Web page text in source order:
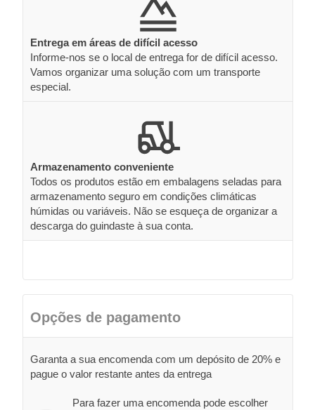
Entrega em áreas de difícil acesso
Informe-nos se o local de entrega for de difícil acesso.
Vamos organizar uma solução com um transporte
especial.
Armazenamento conveniente
Todos os produtos estão em embalagens seladas para
armazenamento seguro em condições climáticas
húmidas ou variáveis. Não se esqueça de organizar a
descarga do guindaste à sua conta.
Opções de pagamento
Garanta a sua encomenda com um depósito de 20% e
pague o valor restante antes da entrega
Para fazer uma encomenda pode escolher